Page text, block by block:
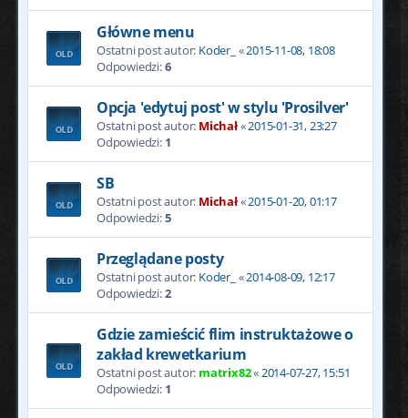
Główne menu
Ostatni post autor: Koder_ «2015-11-08, 18:08
Odpowiedzi:6
Opcja 'edytuj post' w stylu 'Prosilver'
Ostatni post autor: Michał«2015-01-31, 23:27
Odpowiedzi: 1
SB
Ostatni post autor: Michał«2015-01-20, 01:17
Odpowiedzi:5
Przeglądane posty
Ostatni post autor: Koder_ «2014-08-09, 12:17
Odpowiedzi:2
Gdzie zamieścić flim instruktażowe o
zakład krewetkarium
Ostatni post autor: matrix82« 2014-07-27, 15:51
Odpowiedzi: 1